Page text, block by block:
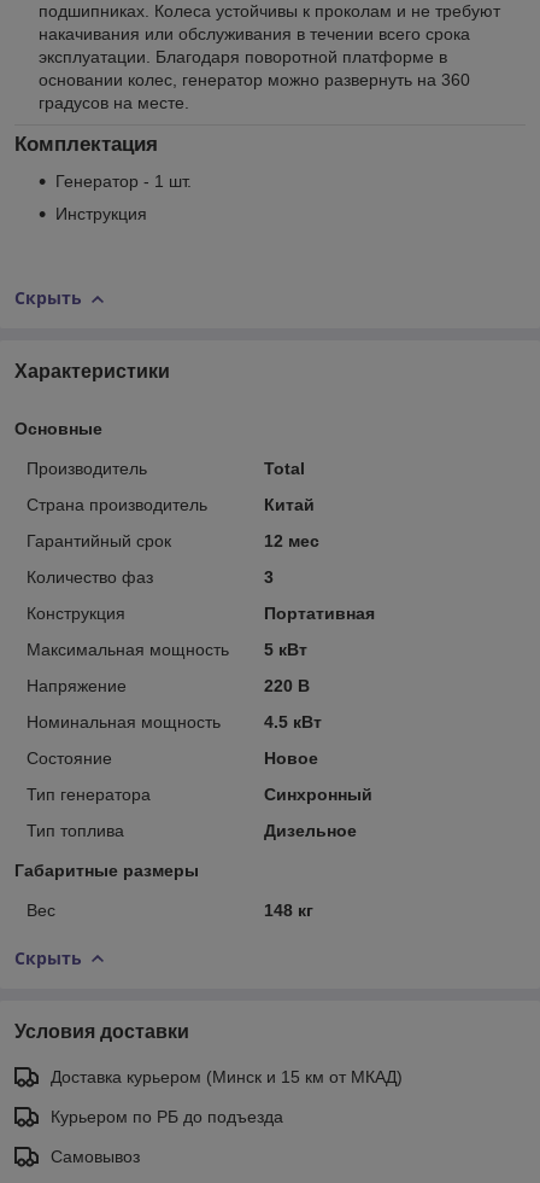
подшипниках. Колеса устойчивы к проколам и не требуют
накачивания или обслуживания в течении всего срока
эксплуатации. Благодаря поворотной платформе в
основании колес, генератор можно развернуть на 360
градусов на месте.
Комплектация
Генератор - 1 шт.
Инструкция
Скрыть
Характеристики
Основные
Производитель
Total
Страна производитель
Китай
Гарантийный срок
12 мес
Количество фаз
3
Конструкция
Портативная
Максимальная мощность
5 кВт
Напряжение
220 В
Номинальная мощность
4.5 кВт
Состояние
Новое
Тип генератора
Синхронный
Тип топлива
Дизельное
Габаритные размеры
Вес 148 кг
Скрыть
Условия доставки
Доставка курьером (Минск и 15 км от МКАД)
Курьером по РБ до подъезда
Самовывоз